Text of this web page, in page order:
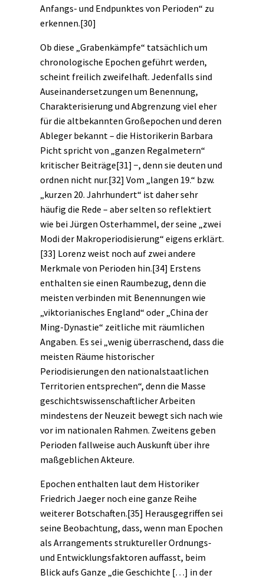
Anfangs- und Endpunktes von Perioden“ zu
erkennen.[30]
Ob diese „Grabenkämpfe“ tatsächlich um
chronologische Epochen geführt werden,
scheint freilich zweifelhaft. Jedenfalls sind
Auseinandersetzungen um Benennung,
Charakterisierung und Abgrenzung viel eher
für die altbekannten Großepochen und deren
Ableger bekannt – die Historikerin Barbara
Picht spricht von „ganzen Regalmetern“
kritischer Beiträge[31] −, denn sie deuten und
ordnen nicht nur.[32] Vom „langen 19.“ bzw.
„kurzen 20. Jahrhundert“ ist daher sehr
häufig die Rede – aber selten so reflektiert
wie bei Jürgen Osterhammel, der seine „zwei
Modi der Makroperiodisierung“ eigens erklärt.
[33] Lorenz weist noch auf zwei andere
Merkmale von Perioden hin.[34] Erstens
enthalten sie einen Raumbezug, denn die
meisten verbinden mit Benennungen wie
„viktorianisches England“ oder „China der
Ming-Dynastie“ zeitliche mit räumlichen
Angaben. Es sei „wenig überraschend, dass die
meisten Räume historischer
Periodisierungen den nationalstaatlichen
Territorien entsprechen“, denn die Masse
geschichtswissenschaftlicher Arbeiten
mindestens der Neuzeit bewegt sich nach wie
vor im nationalen Rahmen. Zweitens geben
Perioden fallweise auch Auskunft über ihre
maßgeblichen Akteure.
Epochen enthalten laut dem Historiker
Friedrich Jaeger noch eine ganze Reihe
weiterer Botschaften.[35] Herausgegriffen sei
seine Beobachtung, dass, wenn man Epochen
als Arrangements struktureller Ordnungs-
und Entwicklungsfaktoren auffasst, beim
Blick aufs Ganze „die Geschichte […] in der